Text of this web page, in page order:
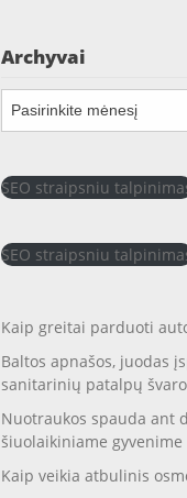
Archyvai
Archyvai
SEO straipsniu
SEO straipsniu
Kaip greitai parduoti
Baltos apnašos, juodas
sanitarinių patalpų
Nuotraukos spauda ant
šiuolaikiniame gyvenime
Kaip veikia atbulinis